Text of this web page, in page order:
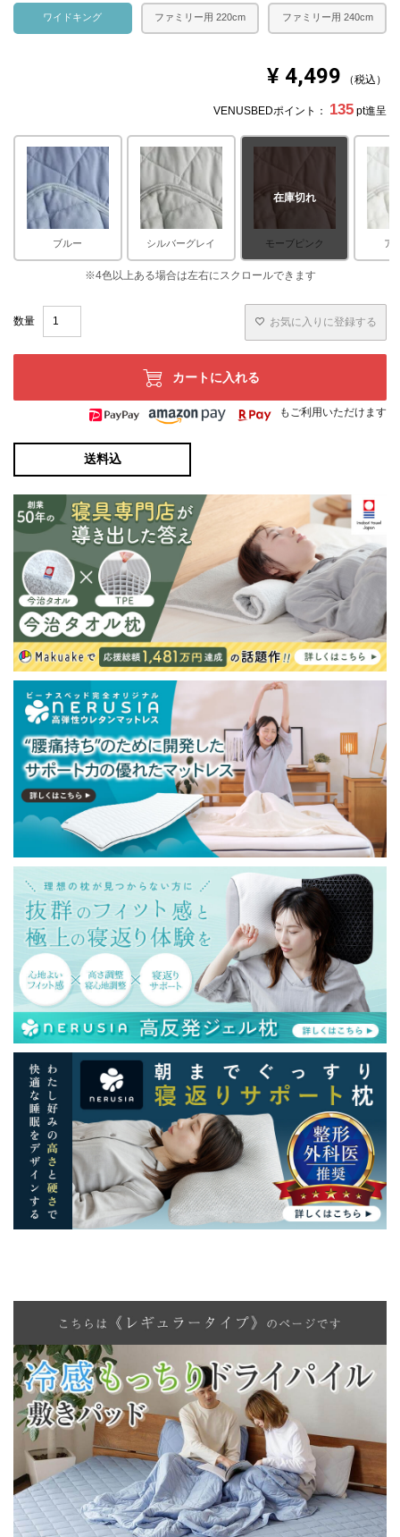
ワイドキング ファミリー用 220cm ファミリー用 240cm
¥ 4,499 税込
VENUSBEDポイント： 135 pt進呈
ブルー シルバーグレイ モーブピンク
在庫切れ
ア
お気に入りに登録する
カートに入れる
もご利用いただけます
送料込